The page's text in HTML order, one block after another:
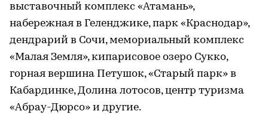
выставочный комплекс «Атамань»,
набережная в Геленджике, парк «Краснодар»,
дендрарий в Сочи, мемориальный комплекс
«Малая Земля», кипарисовое озеро Сукко,
горная вершина Петушок, «Старый парк» в
Кабардинке, Долина лотосов, центр туризма
«Абрау-Дюрсо» и другие.